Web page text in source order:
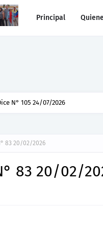
Principal
leer al pato Donald
83 20/02/2026
83 20/02/